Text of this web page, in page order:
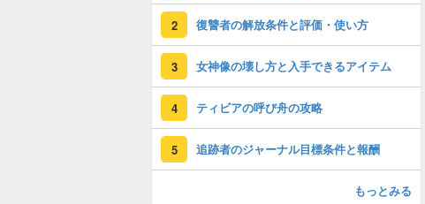
2 復讐者の解放条件と評価・使い方
3 女神像の壊し方と入手できるアイテム
4 ティビアの呼び舟の攻略
5 追跡者のジャーナル目標条件と報酬
もっとみる